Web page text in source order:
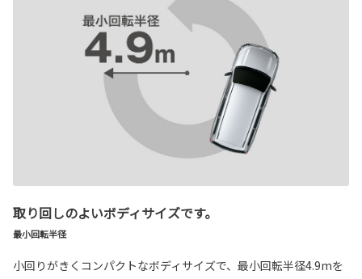
取り回しのよいボディサイズです。
最小回転半径
小回りがきくコンパクトなボディサイズで、最小回転半径4.9mを